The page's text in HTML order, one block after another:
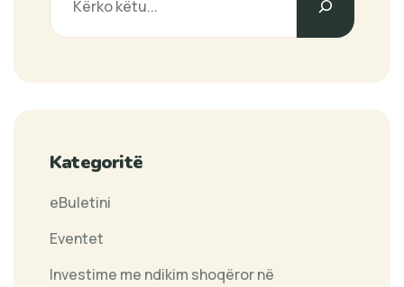
Kategoritë
eBuletini
Eventet
Investime me ndikim shoqëror në